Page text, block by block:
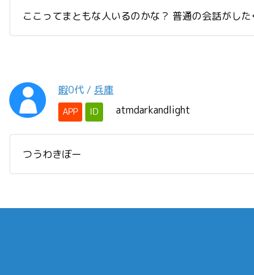
ここってまともな人いるのかな？ 普通の会話がし
暇0代 / 兵庫
APP ID atmdarkandlight
つうわきぼー